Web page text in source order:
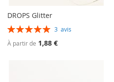
DROPS Glitter
Évaluation:
3 avis
À partir de 1,88 €